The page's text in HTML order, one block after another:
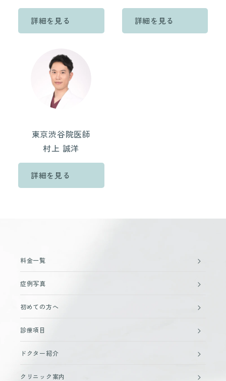
詳細を見る 詳細を見る
東京渋谷院医師
村上 誠洋
詳細を見る
料金一覧
症例写真
初めての方へ
診療項目
ドクター紹介
クリニック案内